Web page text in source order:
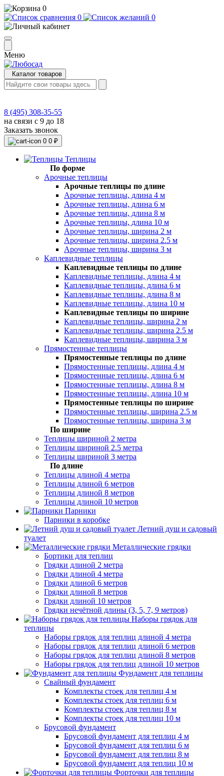
0
0
0
Меню
Каталог товаров
8 (495) 308-35-55
на связи с 9 до 18
Заказать звонок
0 0 ₽
Теплицы
По форме
Арочные теплицы
Арочные теплицы по длине
Арочные теплицы, длина 4 м
Арочные теплицы, длина 6 м
Арочные теплицы, длина 8 м
Арочные теплицы, длина 10 м
Арочные теплицы, ширина 2 м
Арочные теплицы, ширина 2.5 м
Арочные теплицы, ширина 3 м
Каплевидные теплицы
Каплевидные теплицы по длине
Каплевидные теплицы, длина 4 м
Каплевидные теплицы, длина 6 м
Каплевидные теплицы, длина 8 м
Каплевидные теплицы, длина 10 м
Каплевидные теплицы по ширине
Каплевидные теплицы, ширина 2 м
Каплевидные теплицы, ширина 2.5 м
Каплевидные теплицы, ширина 3 м
Прямостенные теплицы
Прямостенные теплицы по длине
Прямостенные теплицы, длина 4 м
Прямостенные теплицы, длина 6 м
Прямостенные теплицы, длина 8 м
Прямостенные теплицы, длина 10 м
Прямостенные теплицы по ширине
Прямостенные теплицы, ширина 2.5 м
Прямостенные теплицы, ширина 3 м
По ширине
Теплицы шириной 2 метра
Теплицы шириной 2.5 метра
Теплицы шириной 3 метра
По длине
Теплицы длиной 4 метра
Теплицы длиной 6 метров
Теплицы длиной 8 метров
Теплицы длиной 10 метров
Парники
Парники в коробке
Летний душ и садовый
туалет
Металлические грядки
Бортики для теплиц
Грядки длиной 2 метра
Грядки длиной 4 метра
Грядки длиной 6 метров
Грядки длиной 8 метров
Грядки длиной 10 метров
Грядки нечётной длины (3, 5, 7, 9 метров)
Наборы грядок для
теплицы
Наборы грядок для теплиц длиной 4 метра
Наборы грядок для теплиц длиной 6 метров
Наборы грядок для теплиц длиной 8 метров
Наборы грядок для теплиц длиной 10 метров
Фундамент для теплицы
Свайный фундамент
Комплекты стоек для теплиц 4 м
Комплекты стоек для теплиц 6 м
Комплекты стоек для теплиц 8 м
Комплекты стоек для теплиц 10 м
Брусовой фундамент
Брусовой фундамент для теплиц 4 м
Брусовой фундамент для теплиц 6 м
Брусовой фундамент для теплиц 8 м
Брусовой фундамент для теплиц 10 м
Форточки для теплицы